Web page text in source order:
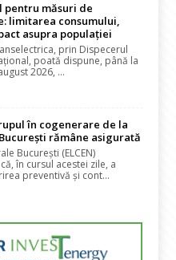
pentru măsuri de
limitarea consumului,
asupra populației
prin Dispecerul
poată dispune, până la
2026, ...
în cogenerare de la
rămâne asigurată
București (ELCEN)
în cursul acestei zile, a
preventivă și cont...